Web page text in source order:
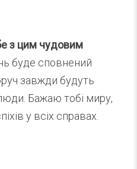
з цим чудовим
буде сповнений
завжди будуть
люди. Бажаю тобі миру,
у всіх справах.